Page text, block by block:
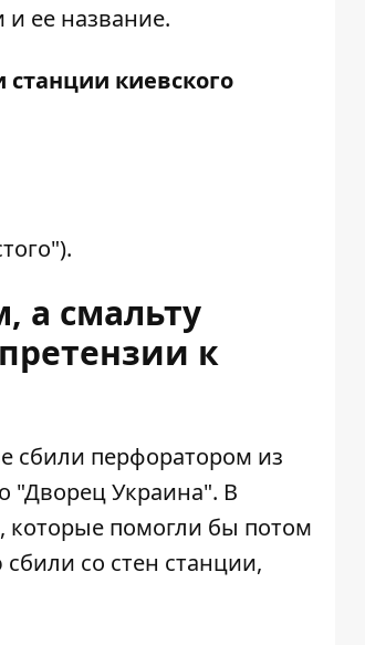
и ее название.
киевского
а смальту
к
сбили перфоратором из
"Дворец Украина". В
которые помогли бы потом
со стен станции,